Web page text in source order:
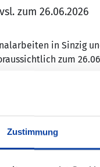
Zustimmung
zum 26.06.2026
in Sinzig
zum
können nicht